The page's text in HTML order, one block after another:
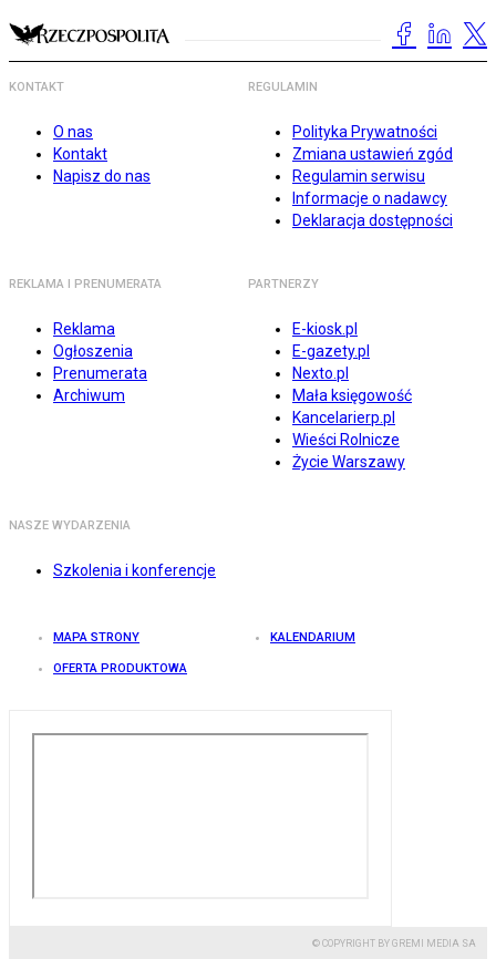
KONTAKT
O nas
Kontakt
Napisz do nas
REGULAMIN
Polityka Prywatności
Zmiana ustawień zgód
Regulamin serwisu
Informacje o nadawcy
Deklaracja dostępności
REKLAMA I PRENUMERATA
Reklama
Ogłoszenia
Prenumerata
Archiwum
PARTNERZY
E-kiosk.pl
E-gazety.pl
Nexto.pl
Mała księgowość
Kancelarierp.pl
Wieści Rolnicze
Życie Warszawy
NASZE WYDARZENIA
Szkolenia i konferencje
MAPA STRONY KALENDARIUM
OFERTA PRODUKTOWA
© COPYRIGHT BY GREMI MEDIA SA